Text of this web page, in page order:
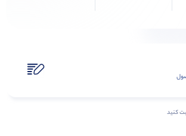
کنید